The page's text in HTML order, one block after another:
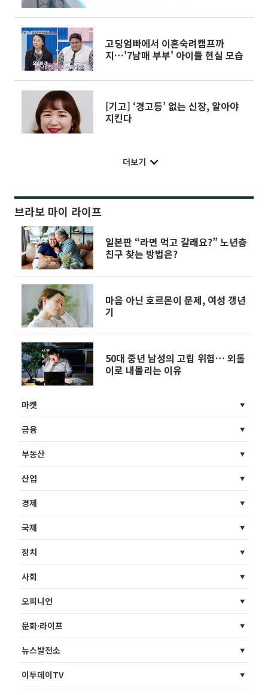
고딩엄빠에서 이혼숙려캠프까
지…'7남매 부부' 아이들 현실 모습
[기고] ‘경고등’ 없는 신장, 알아야
지킨다
더보기
브라보 마이 라이프
일본판 “라면 먹고 갈래요?” 노년층
친구 찾는 방법은?
마음 아닌 호르몬이 문제, 여성 갱년
기
50대 중년 남성의 고립 위험… 외톨
이로 내몰리는 이유
마켓
금융
부동산
산업
경제
국제
정치
사회
오피니언
문화·라이프
뉴스발전소
이투데이TV